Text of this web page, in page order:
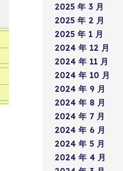
2025 年 3 月
2025 年 2 月
2025 年 1 月
2024 年 12 月
2024 年 11 月
2024 年 10 月
2024 年 9 月
2024 年 8 月
2024 年 7 月
2024 年 6 月
2024 年 5 月
2024 年 4 月